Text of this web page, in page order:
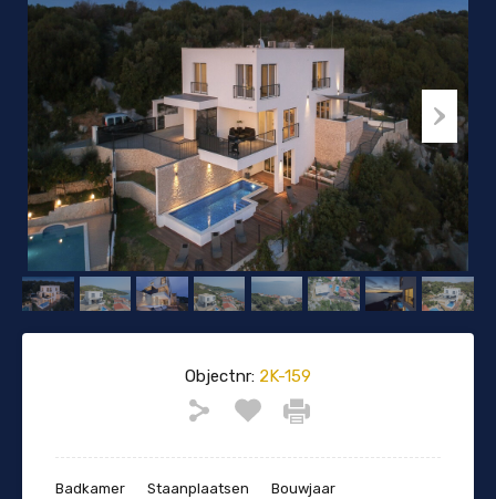
Objectnr: 2K-159
Badkamer Staanplaatsen Bouwjaar